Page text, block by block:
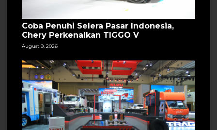
Coba Penuhi Selera Pasar Indonesia,
Chery Perkenalkan TIGGO V
August 9, 2026